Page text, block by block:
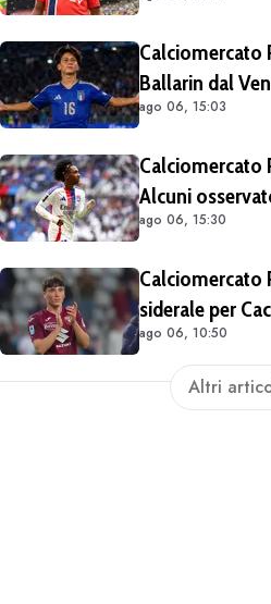
Calciomercato
Ballarin dal
ago 06, 15:03
Calciomercato
Alcuni
match di
ago 06, 15:30
Calciomercato
siderale per
ago 06, 10:50
Altri